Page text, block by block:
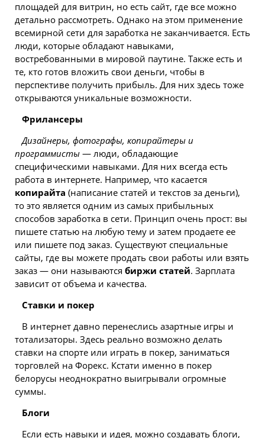
площадей для витрин, но есть сайт, где все можно
детально рассмотреть. Однако на этом применение
всемирной сети для заработка не заканчивается. Есть
люди, которые обладают навыками,
востребованными в мировой паутине. Также есть и
те, кто готов вложить свои деньги, чтобы в
перспективе получить прибыль. Для них здесь тоже
открываются уникальные возможности.
Фрилансеры
Дизайнеры, фотографы, копирайтеры и
программисты — люди, обладающие
специфическими навыками. Для них всегда есть
работа в интернете. Например, что касается
копирайта (написание статей и текстов за деньги),
то это является одним из самых прибыльных
способов заработка в сети. Принцип очень прост: вы
пишете статью на любую тему и затем продаете ее
или пишете под заказ. Существуют специальные
сайты, где вы можете продать свои работы или взять
заказ — они называются биржи статей. Зарплата
зависит от объема и качества.
Ставки и покер
В интернет давно перенеслись азартные игры и
тотализаторы. Здесь реально возможно делать
ставки на спорте или играть в покер, заниматься
торговлей на Форекс. Кстати именно в покер
белорусы неоднократно выигрывали огромные
суммы.
Блоги
Если есть навыки и идея, можно создавать блоги,